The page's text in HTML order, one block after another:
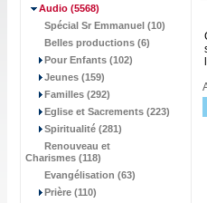
Audio (5568)
Spécial Sr Emmanuel (10)
Belles productions (6)
Pour Enfants (102)
Jeunes (159)
Familles (292)
Eglise et Sacrements (223)
Spiritualité (281)
Renouveau et
Charismes (118)
Evangélisation (63)
Prière (110)